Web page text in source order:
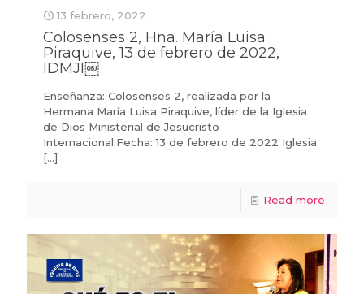
13 febrero, 2022
Colosenses 2, Hna. María Luisa
Piraquive, 13 de febrero de 2022,
IDMJI￼
Enseñanza: Colosenses 2, realizada por la
Hermana María Luisa Piraquive, líder de la Iglesia
de Dios Ministerial de Jesucristo
Internacional.Fecha: 13 de febrero de 2022 Iglesia
[…]
Read more